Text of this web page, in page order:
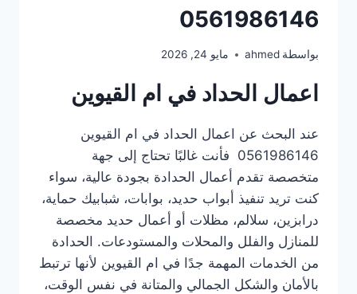
0561986146
بواسطة ahmed مايو 24, 2026
اعمال الحداد في ام القيوين
عند البحث عن اعمال الحداد في ام القيوين
0561986146 فأنت غالبًا تحتاج إلى جهة
متخصصة تقدم أعمال الحدادة بجودة عالية، سواء
كنت تريد تنفيذ أبواب حديد، بوابات، شبابيك حماية،
درابزين، سلالم، مظلات أو أعمال حديد مخصصة
للمنازل والفلل والمحلات والمستودعات. الحدادة
من الخدمات المهمة جدًا في ام القيوين لأنها ترتبط
بالأمان والشكل الجمالي والمتانة في نفس الوقت،